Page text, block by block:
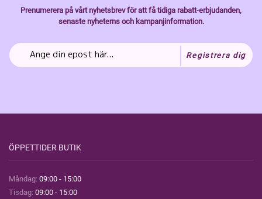
Prenumerera på vårt nyhetsbrev för att få tidiga rabatt-erbjudanden,
senaste nyheterns och kampanjinformation.
Registrera dig
ÖPPETTIDER BUTIK
Måndag: 09:00 - 15:00
Tisdag: 09:00 - 15:00